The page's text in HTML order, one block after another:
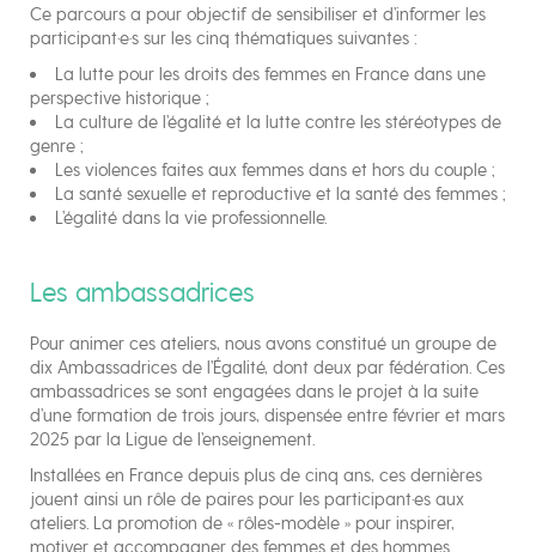
Ce parcours a pour objectif de sensibiliser et d’informer les
participant·e·s sur les cinq thématiques suivantes :
La lutte pour les droits des femmes en France dans une
perspective historique ;
La culture de l’égalité et la lutte contre les stéréotypes de
genre ;
Les violences faites aux femmes dans et hors du couple ;
La santé sexuelle et reproductive et la santé des femmes ;
L’égalité dans la vie professionnelle.
Les ambassadrices
Pour animer ces ateliers, nous avons constitué un groupe de
dix Ambassadrices de l’Égalité, dont deux par fédération. Ces
ambassadrices se sont engagées dans le projet à la suite
d’une formation de trois jours, dispensée entre février et mars
2025 par la Ligue de l’enseignement.
Installées en France depuis plus de cinq ans, ces dernières
jouent ainsi un rôle de paires pour les participant·es aux
ateliers. La promotion de « rôles-modèle » pour inspirer,
motiver et accompagner des femmes et des hommes